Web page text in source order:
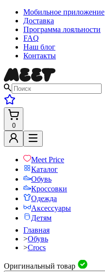
Мобильное приложение
Доставка
Программа лояльности
FAQ
Наш блог
Контакты
0
Meet Price
Каталог
Обувь
Кроссовки
Одежда
Аксессуары
Детям
Главная
>Обувь
>Crocs
Оригинальный товар